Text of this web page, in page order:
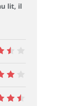
lit, il
7
8